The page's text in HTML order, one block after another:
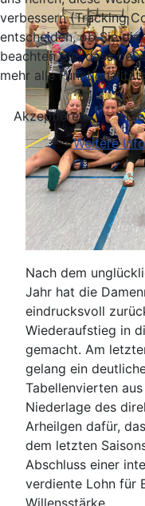
Nach dem
Jahr hat die
eindrucksvoll
Wiederaufstieg in
gemacht. Am
gelang ein
Tabellenvierten
Niederlage des
Arheilgen dafür,
dem letzten
Abschluss einer
verdiente Lohn für
Willensstärke.
verbessern (Tracking
entscheiden, ob Sie
beachten Sie, dass bei
mehr alle
Akzeptieren
Weitere